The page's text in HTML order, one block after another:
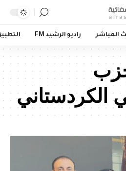
المباشر راديو الرشيد FM
الكردستاني